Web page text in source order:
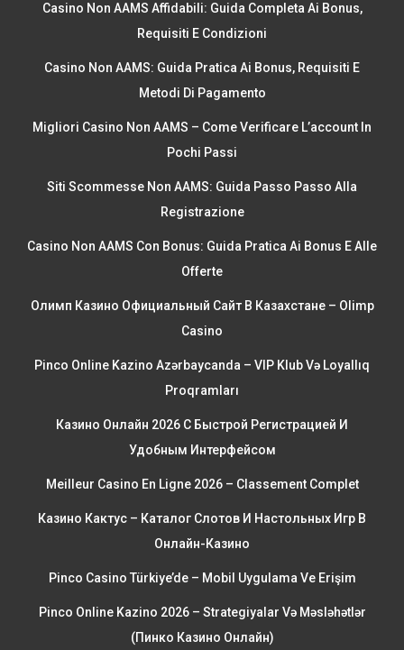
Casino Non AAMS Affidabili: Guida Completa Ai Bonus,
Requisiti E Condizioni
Casino Non AAMS: Guida Pratica Ai Bonus, Requisiti E
Metodi Di Pagamento
Migliori Casino Non AAMS – Come Verificare L’account In
Pochi Passi
Siti Scommesse Non AAMS: Guida Passo Passo Alla
Registrazione
Casino Non AAMS Con Bonus: Guida Pratica Ai Bonus E Alle
Offerte
Олимп Казино Официальный Сайт В Казахстане – Olimp
Casino
Pinco Online Kazino Azərbaycanda – VIP Klub Və Loyallıq
Proqramları
Казино Онлайн 2026 С Быстрой Регистрацией И
Удобным Интерфейсом
Meilleur Casino En Ligne 2026 – Classement Complet
Казино Кактус – Каталог Слотов И Настольных Игр В
Онлайн-Казино
Pinco Casino Türkiye’de – Mobil Uygulama Ve Erişim
Pinco Online Kazino 2026 – Strategiyalar Və Məsləhətlər
(Пинко Казино Онлайн)